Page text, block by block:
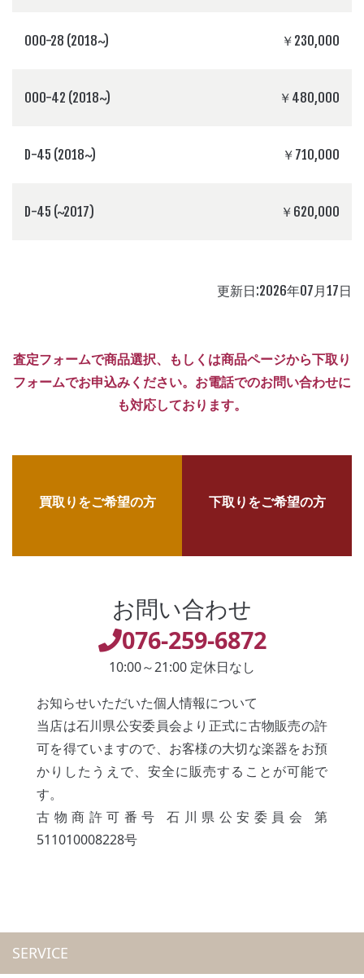
000-28 (2018~) ￥230,000
000-42 (2018~) ￥480,000
D-45 (2018~) ￥710,000
D-45 (~2017) ￥620,000
更新日:2026年07月17日
査定フォームで商品選択、もしくは商品ページから下取り
フォームでお申込みください。お電話でのお問い合わせに
も対応しております。
買取りをご希望の方 下取りをご希望の方
お問い合わせ
076-259-6872
10:00～21:00 定休日なし
お知らせいただいた個人情報について
当店は石川県公安委員会より正式に古物販売の許
可を得ていますので、お客様の大切な楽器をお預
かりしたうえで、安全に販売することが可能で
す。
古物商許可番号 石川県公安委員会 第
511010008228号
SERVICE